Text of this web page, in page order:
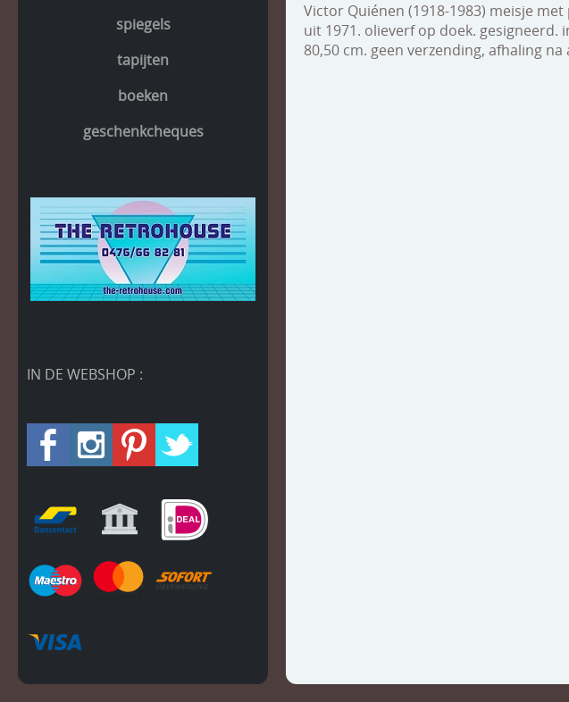
spiegels
tapijten
boeken
geschenkcheques
IN DE WEBSHOP :
Victor Quiénen (1918-1983) meisje met
uit 1971. olieverf op doek. gesigneerd.
80,50 cm. geen verzending, afhaling